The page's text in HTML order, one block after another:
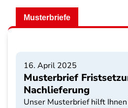
Musterbriefe
16. April 2025
Musterbrief
Nachlieferung
Unser Musterbrief hilft